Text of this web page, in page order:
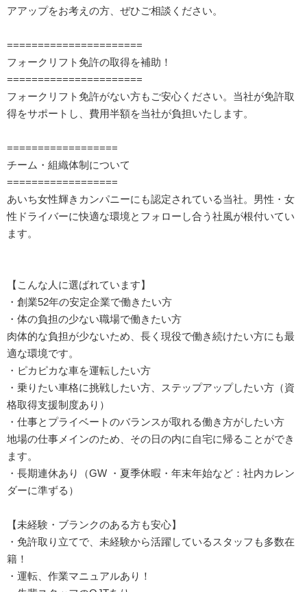
アアップをお考えの方、ぜひご相談ください。
======================
フォークリフト免許の取得を補助！
======================
フォークリフト免許がない方もご安心ください。当社が免許取
得をサポートし、費用半額を当社が負担いたします。
==================
チーム・組織体制について
==================
あいち女性輝きカンパニーにも認定されている当社。男性・女
性ドライバーに快適な環境とフォローし合う社風が根付いてい
ます。
【こんな人に選ばれています】
・創業52年の安定企業で働きたい方
・体の負担の少ない職場で働きたい方
肉体的な負担が少ないため、長く現役で働き続けたい方にも最
適な環境です。
・ピカピカな車を運転したい方
・乗りたい車格に挑戦したい方、ステップアップしたい方（資
格取得支援制度あり）
・仕事とプライベートのバランスが取れる働き方がしたい方
地場の仕事メインのため、その日の内に自宅に帰ることができ
ます。
・長期連休あり（GW ・夏季休暇・年末年始など：社内カレン
ダーに準ずる）
【未経験・ブランクのある方も安心】
・免許取り立てで、未経験から活躍しているスタッフも多数在
籍！
・運転、作業マニュアルあり！